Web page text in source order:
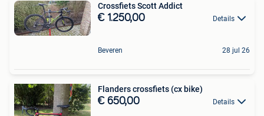
Crossfiets Scott Addict
€ 1.250,00 Details
Beveren 28 jul 26
Flanders crossfiets (cx bike)
€ 650,00 Details